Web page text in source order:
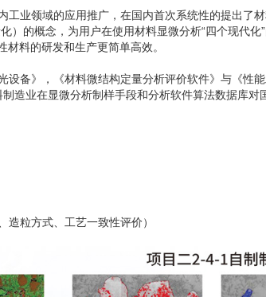
工业领域的应用推广，在国内首次系统性的提出了
）的概念，为用户在使用材料显微分析“四个现代化
料的研发和生产更简单高效。
设备》，《材料微结构定量分析评价软件》与《性
造业在显微分析制样手段和分析软件算法数据库对
粒方式、工艺一致性评价）